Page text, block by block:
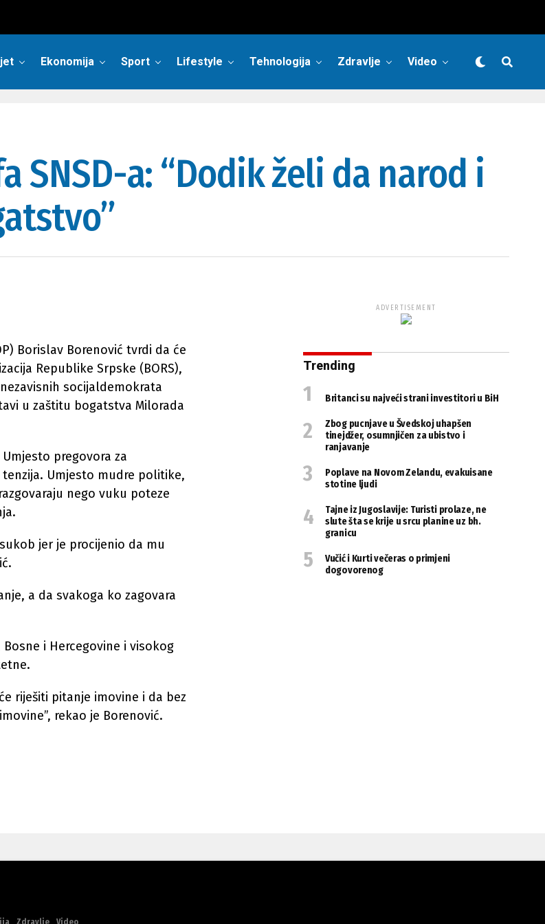
Ekonomija Sport Lifestyle Tehnologija Zdravlje Video
SNSD-a: “Dodik želi da narod i
Borislav Borenović tvrdi da će
Republike Srpske (BORS),
socijaldemokrata
u zaštitu bogatstva Milorada
pregovora za
Umjesto mudre politike,
nego vuku poteze
jer je procijenio da mu
a da svakoga ko zagovara
i Hercegovine i visokog
riješiti pitanje imovine i da bez
rekao je Borenović.
ADVERTISEMENT
Trending
Britanci su najveći strani investitori u BiH
Zbog pucnjave u Švedskoj uhapšen
tinejdžer, osumnjičen za ubistvo i
ranjavanje
Poplave na Novom Zelandu, evakuisane
stotine ljudi
Tajne iz Jugoslavije: Turisti prolaze, ne
slute šta se krije u srcu planine uz bh.
granicu
Vučić i Kurti večeras o primjeni
dogovorenog
Zdravlje Video